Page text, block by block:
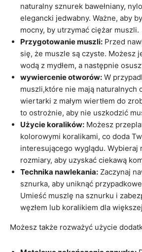
naturalny sznurek bawełniany,
elegancki jedwabny. Ważne, aby
mocny, by utrzymać ciężar muszli.
Przygotowanie muszli: Przed
się, że muszle są czyste. Możesz
wodą z mydłem, a następnie
wywiercenie otworów: W
muszli,które nie mają naturalnych
wiertarki z małym wiertłem do
to ostrożnie, aby nie uszkodzić
Użycie koralików: Możesz
kolorowymi koralikami, co doda
interesującego wyglądu. Wybieraj
rozmiary, aby uzyskać ciekawą
Technika nawlekania: Zaczynaj
sznurka, aby uniknąć
Umieść muszlę na sznurku i
węzłem lub koralikiem dla
Możesz także rozważyć użycie